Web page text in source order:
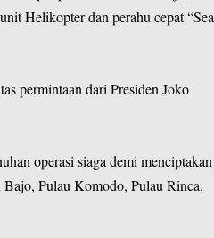
Helikopter dan perahu cepat “Sea
permintaan dari Presiden Joko
operasi siaga demi menciptakan
Pulau Komodo, Pulau Rinca,